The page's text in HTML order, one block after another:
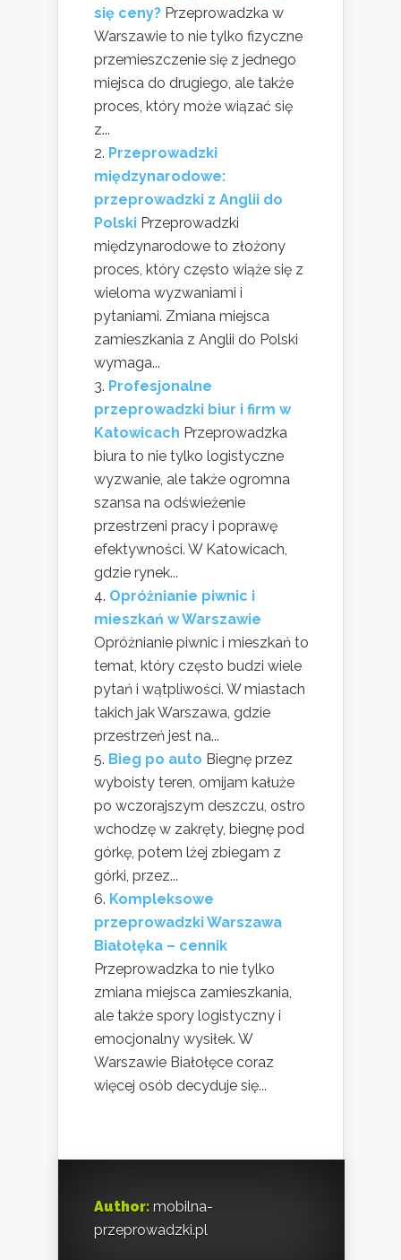
się ceny? Przeprowadzka w
Warszawie to nie tylko fizyczne
przemieszczenie się z jednego
miejsca do drugiego, ale także
proces, który może wiązać się
z...
Przeprowadzki
międzynarodowe:
przeprowadzki z Anglii do
Polski Przeprowadzki
międzynarodowe to złożony
proces, który często wiąże się z
wieloma wyzwaniami i
pytaniami. Zmiana miejsca
zamieszkania z Anglii do Polski
wymaga...
Profesjonalne
przeprowadzki biur i firm w
Katowicach Przeprowadzka
biura to nie tylko logistyczne
wyzwanie, ale także ogromna
szansa na odświeżenie
przestrzeni pracy i poprawę
efektywności. W Katowicach,
gdzie rynek...
Opróżnianie piwnic i
mieszkań w Warszawie
Opróżnianie piwnic i mieszkań to
temat, który często budzi wiele
pytań i wątpliwości. W miastach
takich jak Warszawa, gdzie
przestrzeń jest na...
Bieg po auto Biegnę przez
wyboisty teren, omijam kałuże
po wczorajszym deszczu, ostro
wchodzę w zakręty, biegnę pod
górkę, potem lżej zbiegam z
górki, przez...
Kompleksowe
przeprowadzki Warszawa
Białołęka – cennik
Przeprowadzka to nie tylko
zmiana miejsca zamieszkania,
ale także spory logistyczny i
emocjonalny wysiłek. W
Warszawie Białołęce coraz
więcej osób decyduje się...
Author: mobilna-
przeprowadzki.pl